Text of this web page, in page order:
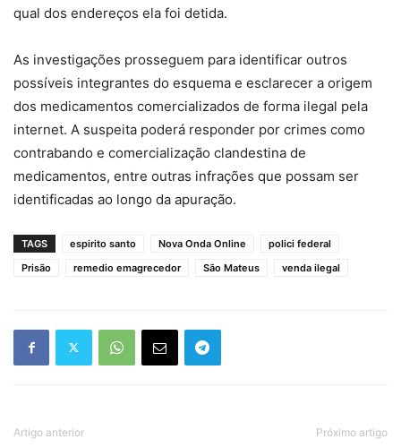
qual dos endereços ela foi detida.
As investigações prosseguem para identificar outros
possíveis integrantes do esquema e esclarecer a origem
dos medicamentos comercializados de forma ilegal pela
internet. A suspeita poderá responder por crimes como
contrabando e comercialização clandestina de
medicamentos, entre outras infrações que possam ser
identificadas ao longo da apuração.
TAGS espirito santo Nova Onda Online
polici federal
Prisão
remedio emagrecedor São Mateus venda ilegal
Artigo anterior Próximo artigo